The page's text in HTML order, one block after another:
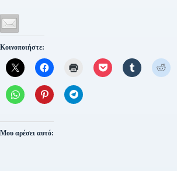
Κοινοποιήστε:
Μου αρέσει αυτό: